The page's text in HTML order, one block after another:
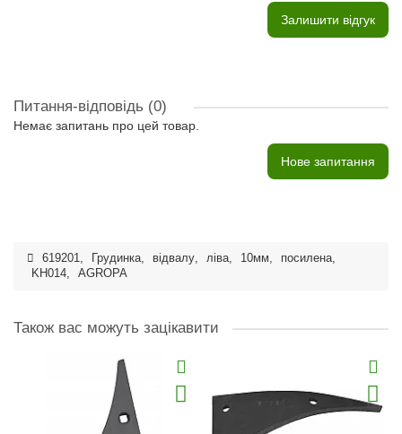
Залишити відгук
Питання-відповідь (0)
Немає запитань про цей товар.
Нове запитання
619201, Грудинка, відвалу, ліва, 10мм, посилена,
KH014, AGROPA
Також вас можуть зацікавити